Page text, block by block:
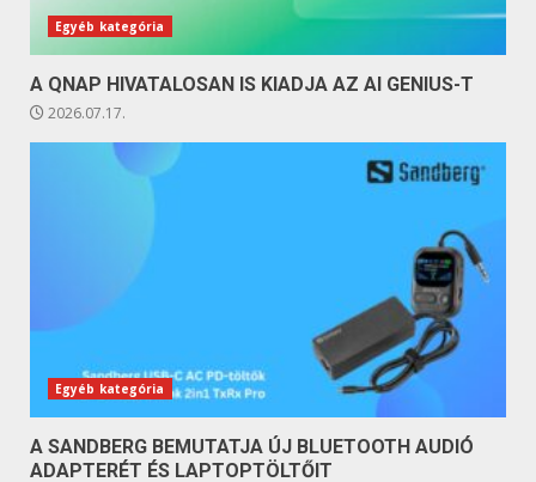
Egyéb kategória
A QNAP HIVATALOSAN IS KIADJA AZ AI GENIUS-T
2026.07.17.
Egyéb kategória
A SANDBERG BEMUTATJA ÚJ BLUETOOTH AUDIÓ
ADAPTERÉT ÉS LAPTOPTÖLTŐIT